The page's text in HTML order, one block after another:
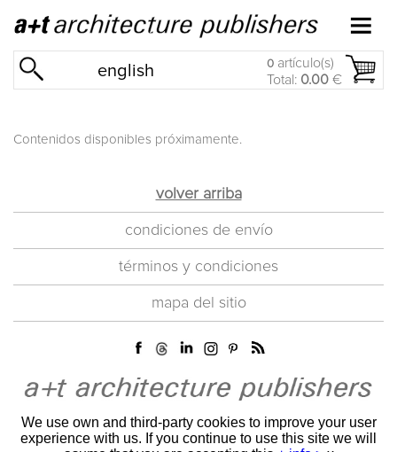
english 0 artículo(s)
Total: 0.00 €
Contenidos disponibles próximamente.
volver arriba
condiciones de envío
términos y condiciones
mapa del sitio
We use own and third-party cookies to improve your user
experience with us. If you continue to use this site we will